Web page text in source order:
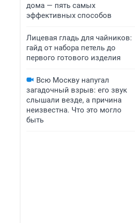
дома — пять самых
эффективных способов
Лицевая гладь для чайников:
гайд от набора петель до
первого готового изделия
Всю Москву напугал
загадочный взрыв: его звук
слышали везде, а причина
неизвестна. Что это могло
быть